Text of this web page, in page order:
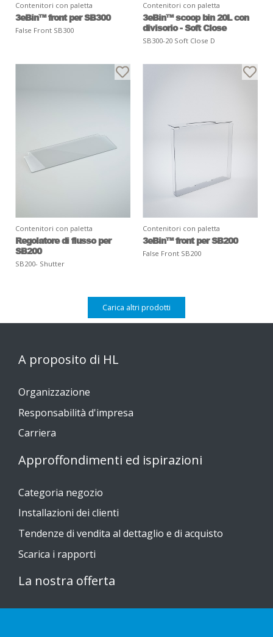
Contenitori con paletta
3eBin™ front per SB300
False Front SB300
Contenitori con paletta
3eBin™ scoop bin 20L con
divisorio - Soft Close
SB300-20 Soft Close D
Contenitori con paletta
Regolatore di flusso per
SB200
SB200- Shutter
Contenitori con paletta
3eBin™ front per SB200
False Front SB200
Carica altri prodotti
A proposito di HL
Organizzazione
Responsabilità d'impresa
Carriera
Approffondimenti ed ispirazioni
Categoria negozio
Installazioni dei clienti
Tendenze di vendita al dettaglio e di acquisto
Scarica i rapporti
La nostra offerta